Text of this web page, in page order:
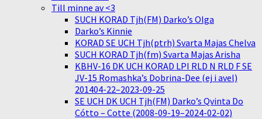
Till minne av <3
SUCH KORAD Tjh(FM) Darko’s Olga
Darko’s Kinnie
KORAD SE UCH Tjh(ptrh) Svarta Majas Chelva
SUCH KORAD Tjh(fm) Svarta Majas Arisha
KBHV-16 DK UCH KORAD LPI RLD N RLD F SE
JV-15 Romashka’s Dobrina-Dee (ej i avel)
201404-22–2023-09-25
SE UCH DK UCH Tjh(FM) Darko’s Qvinta Do
Cótto – Cotte (2008-09-19–2024-02-02)